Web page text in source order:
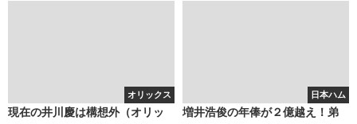
オリックス
現在の井川慶は構想外（オリッ
日本ハム
増井浩俊の年俸が２億越え！弟